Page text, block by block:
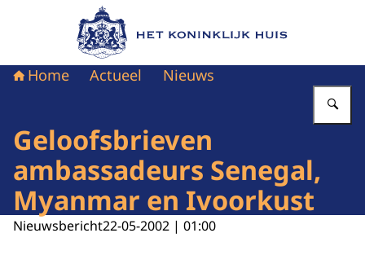
Naar de homepage van Het Koninklijk Huis
Home Actueel Nieuws
Geloofsbrieven
ambassadeurs Senegal,
Myanmar en Ivoorkust
Nieuwsbericht22-05-2002 | 01:00